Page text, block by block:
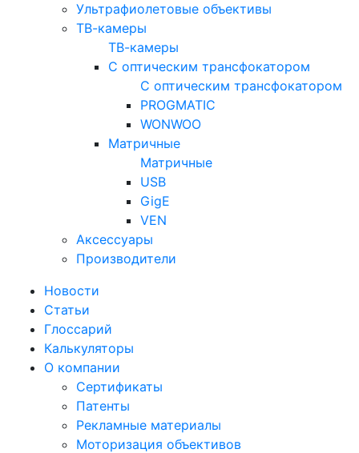
Ультрафиолетовые объективы
ТВ-камеры
ТВ-камеры
С оптическим трансфокатором
С оптическим трансфокатором
PROGMATIC
WONWOO
Матричные
Матричные
USB
GigE
VEN
Аксессуары
Производители
Новости
Статьи
Глоссарий
Калькуляторы
О компании
Сертификаты
Патенты
Рекламные материалы
Моторизация объективов